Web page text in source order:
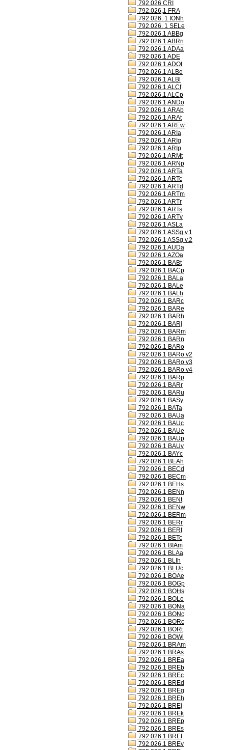
792.026 CRI
792.026,1 FRA
792.026. 1 IONh
792.026. 1 SELe
792.026.1 ABBg
792.026.1 ABRn
792.026.1 ADAa
792.026.1 ADE
792.026.1 ADOt
792.026.1 ALBe
792.026.1 ALBl
792.026.1 ALCf
792.026.1 ALCp
792.026.1 ANDo
792.026.1 ARAb
792.026.1 ARAt
792.026.1 AREw
792.026.1 ARIa
792.026.1 ARIg
792.026.1 ARIp
792.026.1 ARMt
792.026.1 ARNp
792.026.1 ARTa
792.026.1 ARTc
792.026.1 ARTd
792.026.1 ARTm
792.026.1 ARTr
792.026.1 ARTs
792.026.1 ARTv
792.026.1 ASLa
792.026.1 ASSg v.1
792.026.1 ASSg v.2
792.026.1 AUDa
792.026.1 AZOa
792.026.1 BABt
792.026.1 BACp
792.026.1 BALa
792.026.1 BALe
792.026.1 BALh
792.026.1 BARc
792.026.1 BARe
792.026.1 BARh
792.026.1 BARj
792.026.1 BARm
792.026.1 BARn
792.026.1 BARo
792.026.1 BARo v2
792.026.1 BARo v3
792.026.1 BARo v4
792.026.1 BARp
792.026.1 BARr
792.026.1 BARu
792.026.1 BASy
792.026.1 BATa
792.026.1 BAUa
792.026.1 BAUc
792.026.1 BAUe
792.026.1 BAUp
792.026.1 BAUv
792.026.1 BAYc
792.026.1 BEAh
792.026.1 BECd
792.026.1 BECm
792.026.1 BEHs
792.026.1 BENn
792.026.1 BENt
792.026.1 BENw
792.026.1 BERm
792.026.1 BERr
792.026.1 BERt
792.026.1 BETc
792.026.1 BIAm
792.026.1 BLAa
792.026.1 BLIh
792.026.1 BLUc
792.026.1 BOAe
792.026.1 BOGp
792.026.1 BOHs
792.026.1 BOLe
792.026.1 BONa
792.026.1 BONc
792.026.1 BORc
792.026.1 BORt
792.026.1 BOWl
792.026.1 BRAm
792.026.1 BRAs
792.026.1 BREa
792.026.1 BREb
792.026.1 BREc
792.026.1 BREd
792.026.1 BREg
792.026.1 BREh
792.026.1 BREj
792.026.1 BREk
792.026.1 BREp
792.026.1 BREs
792.026.1 BREt
792.026.1 BREv